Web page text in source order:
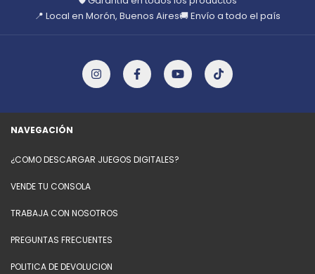
📍 Local en Morón, Buenos Aires🚚 Envío a todo el país
NAVEGACIÓN
¿COMO DESCARGAR JUEGOS DIGITALES?
VENDE TU CONSOLA
TRABAJA CON NOSOTROS
PREGUNTAS FRECUENTES
POLITICA DE DEVOLUCION